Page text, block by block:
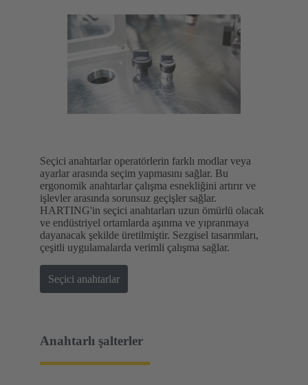
Seçici anahtarlar operatörlerin farklı modlar veya
ayarlar arasında seçim yapmasını sağlar. Bu
ergonomik anahtarlar çalışma esnekliğini artırır ve
işlevler arasında sorunsuz geçişler sağlar.
HARTING'in seçici anahtarları uzun ömürlü olacak
ve endüstriyel ortamlarda aşınma ve yıpranmaya
dayanacak şekilde üretilmiştir. Sezgisel tasarımları,
çeşitli uygulamalarda verimli çalışma sağlar.
Seçici anahtarlar
Anahtarlı şalterler